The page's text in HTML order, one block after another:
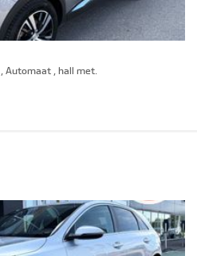
Automaat , hall met.